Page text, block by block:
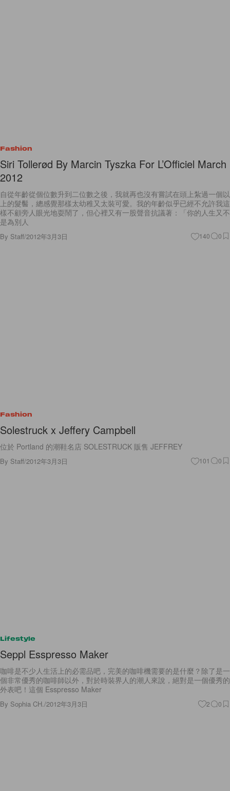
Fashion
Siri Tollerød By Marcin Tyszka For L’Officiel March
2012
自從年齡從個位數升到二位數之後，我就再也沒有嘗試在頭上紮過一個以
上的髮髻，總感覺那樣太幼稚又太裝可愛。我的年齡似乎已經不允許我這
樣不顧旁人眼光地耍鬧了，但心裡又有一股聲音抗議著：「你的人生又不
是為別人
By Staff/2012年3月3日 140 0
Fashion
Solestruck x Jeffery Campbell
位於 Portland 的潮鞋名店 SOLESTRUCK 販售 JEFFREY
By Staff/2012年3月3日 101 0
Lifestyle
Seppl Esspresso Maker
咖啡是不少人生活上的必需品吧，完美的咖啡機需要的是什麼？除了是一
個非常優秀的咖啡師以外，對於時裝界人的潮人來說，絕對是一個優秀的
外表吧！這個 Esspresso Maker
By Sophia CH./2012年3月3日 2 0